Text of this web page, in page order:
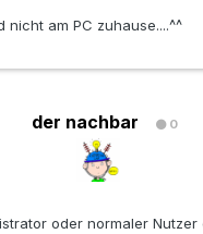
nicht am PC zuhause....^^
der nachbar 0
oder normaler Nutzer